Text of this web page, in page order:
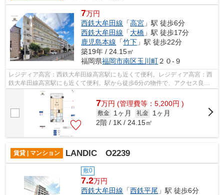
7万円
西鉄大牟田線 「高宮 」駅 徒歩6分
西鉄大牟田線 「大橋 」駅 徒歩17分
鹿児島本線 「竹下 」駅 徒歩22分
築19年 / 24.15㎡
福岡県福岡市南区玉川町２０-９
レジディア高宮：西鉄大牟田線高宮駅にも近くて便利。レジディア高宮：西
鉄大牟田線高宮駅にも近くて便利。駅から徒歩6分の物件で、アクセス良好
です。こちらの物件にはエレベーターが...
7万円 (管理費等：5,200円 )
敷金 1ヶ月 礼金
1ヶ月
2階 / 1K / 24.15㎡
賃貸 | マンション LANDIC O2239
敷0
7.2万円
西鉄大牟田線 「西鉄平尾 」駅 徒歩6分